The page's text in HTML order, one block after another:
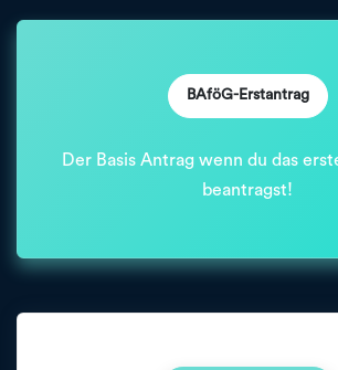
BAföG-Erstantrag
Der Basis Antrag wenn du das
beantragst!